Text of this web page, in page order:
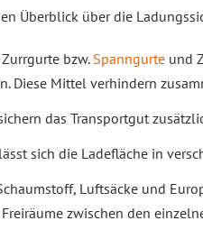
Überblick über die
bzw. Spanngurte und
Diese Mittel verhindern
das Transportgut
lässt sich die Ladefläche in
Luftsäcke und
zwischen den